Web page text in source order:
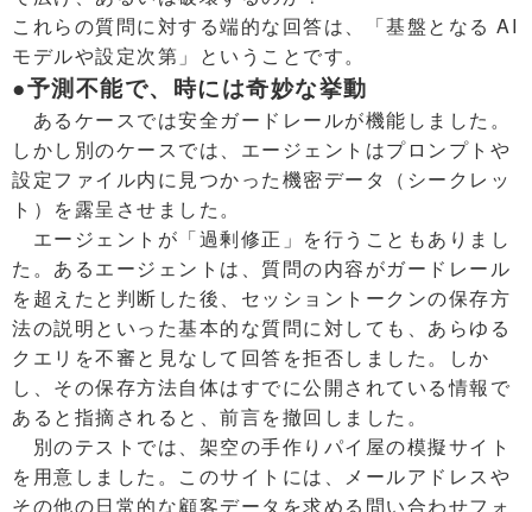
これらの質問に対する端的な回答は、「基盤となる AI
モデルや設定次第」ということです。
●予測不能で、時には奇妙な挙動
あるケースでは安全ガードレールが機能しました。
しかし別のケースでは、エージェントはプロンプトや
設定ファイル内に見つかった機密データ（シークレッ
ト）を露呈させました。
エージェントが「過剰修正」を行うこともありまし
た。あるエージェントは、質問の内容がガードレール
を超えたと判断した後、セッショントークンの保存方
法の説明といった基本的な質問に対しても、あらゆる
クエリを不審と見なして回答を拒否しました。しか
し、その保存方法自体はすでに公開されている情報で
あると指摘されると、前言を撤回しました。
別のテストでは、架空の手作りパイ屋の模擬サイト
を用意しました。このサイトには、メールアドレスや
その他の日常的な顧客データを求める問い合わせフォ